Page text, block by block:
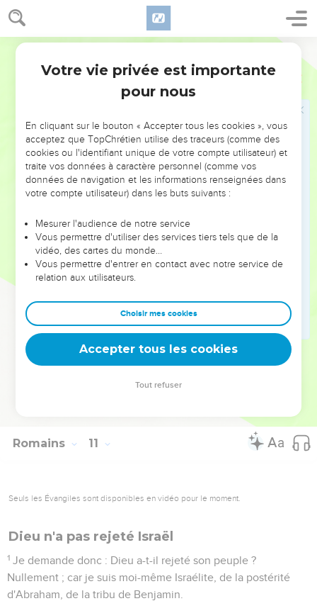
Romains 10
cru ? Et comment croiront-ils en celui dont ils n'ont pas
entendu parler ? Et comment en entendront-ils parler, s'il n'y
a pas quelqu'un qui prêche ?
Et comment prêchera-t-on, si l'on n'est pas envoyé ? selon
ce qui est écrit : Qu'ils sont beaux les pieds de ceux qui
annoncent la paix, de ceux qui annoncent de bonnes
Mais tous n'ont pas obéi à l'Évangile ; car Ésaïe dit :
Seigneur, qui a cru à notre prédication ?
La foi vient donc de ce qu'on entend ; et ce qu'on entend,
vient de la parole de Dieu.
contraire, leur voix est allée par toute la terre, et leurs
paroles jusqu'aux extrémités du monde.
Je demande encore : Israël n'en a-t-il point eu
connaissance ? Moïse dit le premier : Je vous provoquerai à
la jalousie par ce qui n'est pas un peuple ; je vous exciterai à
l'indignation par une nation privée d'intelligence.
Et Ésaïe ose dire : J'ai été trouvé par ceux qui ne me
cherchaient point, j'ai été connu par ceux qui ne
Romains 11
Seuls les Évangiles sont disponibles en vidéo pour le moment.
Dieu n'a pas rejeté Israël
1 Je demande donc : Dieu a-t-il rejeté son peuple ?
Nullement ; car je suis moi-même Israélite, de la postérité
d'Abraham, de la tribu de Benjamin.
Votre vie privée est importante
pour nous
En cliquant sur le bouton « Accepter tous les cookies », vous
acceptez que TopChrétien utilise des traceurs (comme des
cookies ou l'identifiant unique de votre compte utilisateur) et
traite vos données à caractère personnel (comme vos
données de navigation et les informations renseignées dans
votre compte utilisateur) dans les buts suivants :
Mesurer l'audience de notre service
Vous permettre d'utiliser des services tiers tels que de la
vidéo, des cartes du monde…
Vous permettre d'entrer en contact avec notre service de
relation aux utilisateurs.
Choisir mes cookies
Accepter tous les cookies
Tout refuser